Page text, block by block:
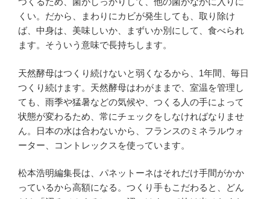
くい。だから、まわりにカビが発生しても、取り除け
ば、中身は、美味しいか、まずいか別にして、食べられ
ます。そういう意味で長持ちします。
天然酵母はつくり続けないと弱くなるから、1年間、毎日
つくり続けます。天然酵母はわがままで、室温を管理し
ても、雨季や猛暑などの気候や、つくる人の手によって
状態が変わるため、常にチェックをしなければなりませ
ん。日本の水は合わないから、フランスのミネラルウォ
ーター、コントレックスを使っています。
松本浩明編集長は、パネットーネはそれだけ手間がかか
っているから高額になる。つくり手もこだわると、どん